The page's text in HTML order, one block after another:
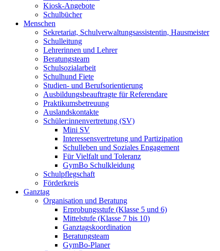
Kiosk-Angebote
Schulbücher
Menschen
Sekretariat, Schulverwaltungsassistentin, Hausmeister
Schulleitung
Lehrerinnen und Lehrer
Beratungsteam
Schulsozialarbeit
Schulhund Fiete
Studien- und Berufsorientierung
Ausbildungsbeauftragte für Referendare
Praktikumsbetreuung
Auslandskontakte
Schüler:innenvertretung (SV)
Mini SV
Interessensvertretung und Partizipation
Schulleben und Soziales Engagement
Für Vielfalt und Toleranz
GymBo Schulkleidung
Schulpflegschaft
Förderkreis
Ganztag
Organisation und Beratung
Erprobungsstufe (Klasse 5 und 6)
Mittelstufe (Klasse 7 bis 10)
Ganztagskoordination
Beratungsteam
GymBo-Planer